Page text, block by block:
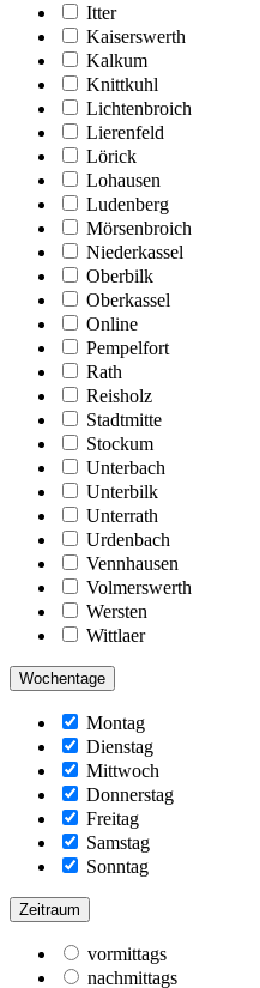
Itter
Kaiserswerth
Kalkum
Knittkuhl
Lichtenbroich
Lierenfeld
Lörick
Lohausen
Ludenberg
Mörsenbroich
Niederkassel
Oberbilk
Oberkassel
Online
Pempelfort
Rath
Reisholz
Stadtmitte
Stockum
Unterbach
Unterbilk
Unterrath
Urdenbach
Vennhausen
Volmerswerth
Wersten
Wittlaer
Wochentage
Montag
Dienstag
Mittwoch
Donnerstag
Freitag
Samstag
Sonntag
Zeitraum
vormittags
nachmittags